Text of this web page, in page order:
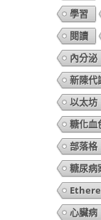
學習
閱讀
內分泌
新陳代
以太坊
糖化血
部落格
糖尿病
心臟病